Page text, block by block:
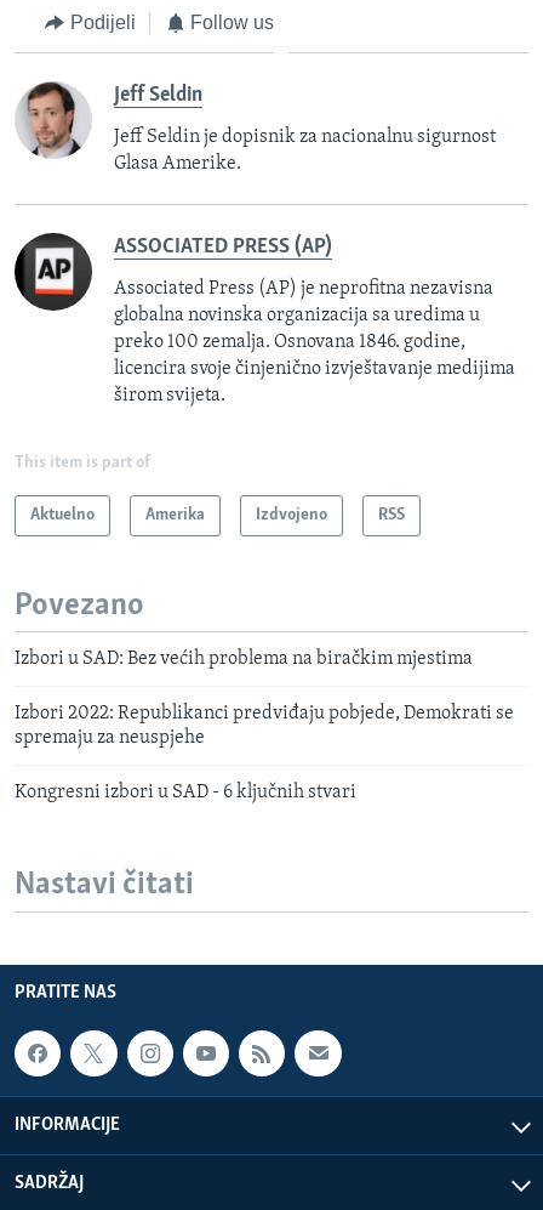
Podijeli Follow us
Jeff Seldin
Jeff Seldin je dopisnik za nacionalnu sigurnost
Glasa Amerike.
ASSOCIATED PRESS (AP)
Associated Press (AP) je neprofitna nezavisna
globalna novinska organizacija sa uredima u
preko 100 zemalja. Osnovana 1846. godine,
licencira svoje činjenično izvještavanje medijima
širom svijeta.
This item is part of
Aktuelno Amerika Izdvojeno RSS
Povezano
Izbori u SAD: Bez većih problema na biračkim mjestima
Izbori 2022: Republikanci predviđaju pobjede, Demokrati se
spremaju za neuspjehe
Kongresni izbori u SAD - 6 ključnih stvari
Nastavi čitati
PRATITE NAS
INFORMACIJE
SADRŽAJ